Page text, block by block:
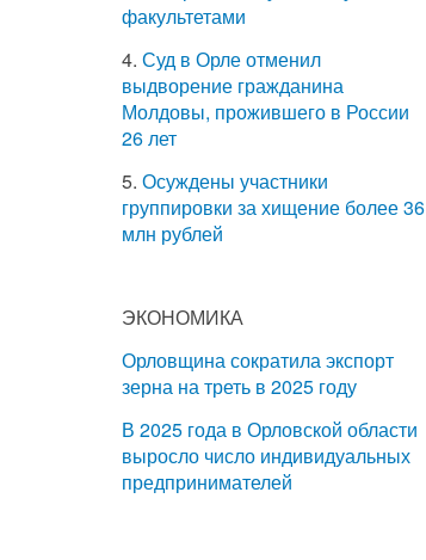
факультетами
4. Суд в Орле отменил
выдворение гражданина
Молдовы, прожившего в России
26 лет
5. Осуждены участники
группировки за хищение более 36
млн рублей
ЭКОНОМИКА
Орловщина сократила экспорт
зерна на треть в 2025 году
В 2025 года в Орловской области
выросло число индивидуальных
предпринимателей